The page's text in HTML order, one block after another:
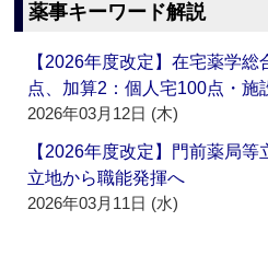
薬事キーワード解説
【2026年度改定】在宅薬学
点、加算2：個人宅100点・
2026年03月12日 (木)
【2026年度改定】門前薬局
立地から職能発揮へ
2026年03月11日 (水)